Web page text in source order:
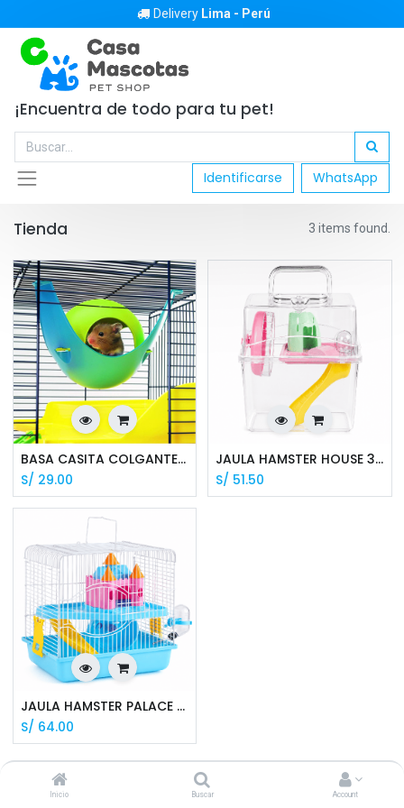
Inicio Buscar Account
Delivery Lima - Perú
¡Encuentra de todo para tu pet!
Identificarse WhatsApp
Tienda 3 items found.
BASA CASITA COLGANTE PARA HAMSTER SPUTNICK
S/ 29.00
JAULA HAMSTER HOUSE 30*22*20 CM - BER9800108
S/ 51.50
JAULA HAMSTER PALACE 27*21*30 CM - BER9800001
S/ 64.00